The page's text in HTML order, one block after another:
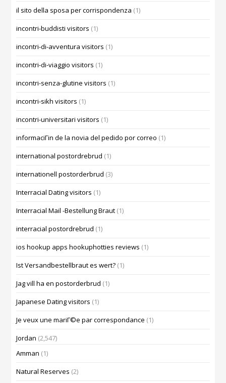
il sito della sposa per corrispondenza (1)
incontri-buddisti visitors (1)
incontri-di-avventura visitors (1)
incontri-di-viaggio visitors (1)
incontri-senza-glutine visitors (1)
incontri-sikh visitors (1)
incontri-universitari visitors (1)
informaciГіn de la novia del pedido por correo (1)
international postordrebrud (1)
internationell postorderbrud (3)
Interracial Dating visitors (1)
Interracial Mail -Bestellung Braut (1)
interracial postordrebrud (1)
ios hookup apps hookuphotties reviews (1)
Ist Versandbestellbraut es wert? (1)
Jag vill ha en postorderbrud (1)
Japanese Dating visitors (1)
Je veux une mariГ©e par correspondance (1)
Jordan (2,547)
Amman (1)
Natural Reserves (2)